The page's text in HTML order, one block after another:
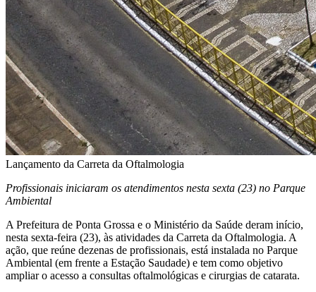
Lançamento da Carreta da Oftalmologia
Profissionais iniciaram os atendimentos nesta sexta (23) no Parque
Ambiental
A Prefeitura de Ponta Grossa e o Ministério da Saúde deram início,
nesta sexta-feira (23), às atividades da Carreta da Oftalmologia. A
ação, que reúne dezenas de profissionais, está instalada no Parque
Ambiental (em frente a Estação Saudade) e tem como objetivo
ampliar o acesso a consultas oftalmológicas e cirurgias de catarata.